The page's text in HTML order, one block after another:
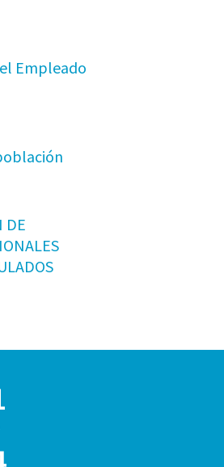
Empleado
DE